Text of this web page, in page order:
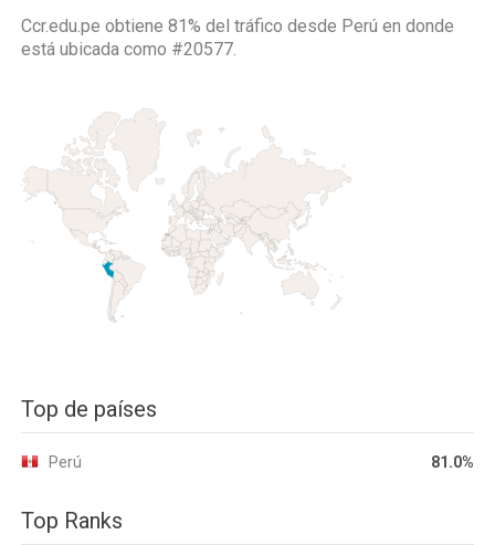
Ccr.edu.pe obtiene 81% del tráfico desde Perú en donde
está ubicada como #20577.
Top de países
Perú 81.0%
Top Ranks